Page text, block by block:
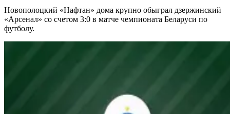
Новополоцкий «Нафтан» дома крупно обыграл дзержинский
«Арсенал» со счетом 3:0 в матче чемпионата Беларуси по
футболу.